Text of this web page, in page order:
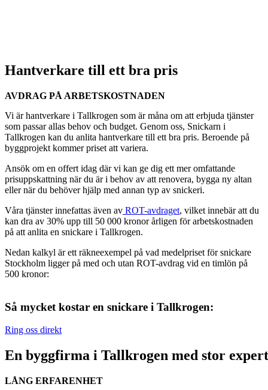
Hantverkare till ett bra pris
AVDRAG PÅ ARBETSKOSTNADEN
Vi är hantverkare i Tallkrogen som är måna om att erbjuda tjänster
som passar allas behov och budget. Genom oss, Snickarn i
Tallkrogen kan du anlita hantverkare till ett bra pris. Beroende på
byggprojekt kommer priset att variera.
Ansök om en offert idag där vi kan ge dig ett mer omfattande
prisuppskattning när du är i behov av att renovera, bygga ny altan
eller när du behöver hjälp med annan typ av snickeri.
Våra tjänster innefattas även av ROT-avdraget, vilket innebär att du
kan dra av 30% upp till 50 000 kronor årligen för arbetskostnaden
på att anlita en snickare i Tallkrogen.
Nedan kalkyl är ett räkneexempel på vad medelpriset för snickare
Stockholm ligger på med och utan ROT-avdrag vid en timlön på
500 kronor:
Så mycket kostar en snickare i Tallkrogen:
Ring oss direkt
En byggfirma i Tallkrogen med stor
LÅNG ERFARENHET